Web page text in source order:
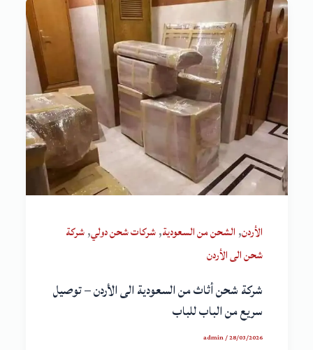
الأردن, الشحن من السعودية,شركات شحن دولي,شركة
شحن الى الأردن
شركة شحن أثاث من السعودية الى الأردن – توصيل
سريع من الباب للباب
admin/28/03/2026